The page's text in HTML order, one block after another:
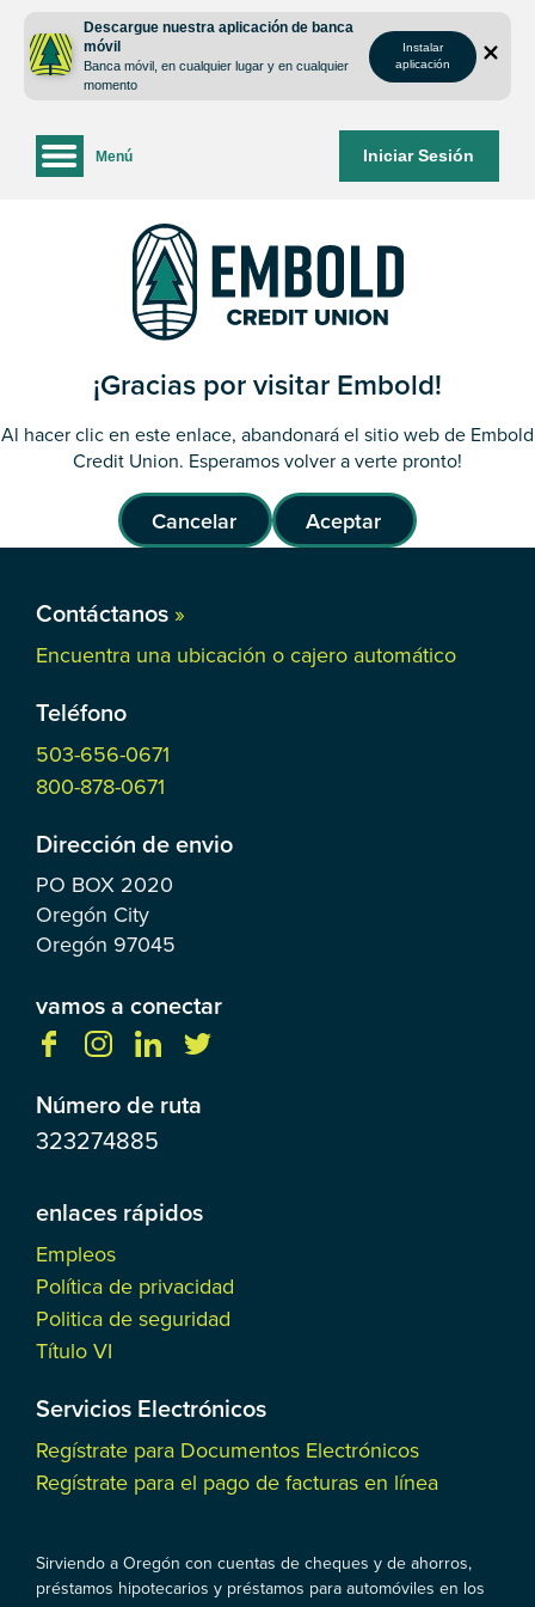
contenido
inicio
Descargue nuestra aplicación de banca
móvil
Banca móvil, en cualquier lugar y en cualquier
momento
Instalar
aplicación
Iniciar Sesión
Menú
¡Gracias por visitar Embold!
Al hacer clic en este enlace, abandonará el sitio web de Embold
Credit Union. Esperamos volver a verte pronto!
Cancelar Aceptar
Contáctanos »
Encuentra una ubicación o cajero automático
Teléfono
503-656-0671
800-878-0671
Dirección de envio
PO BOX 2020
Oregón City
Oregón 97045
vamos a conectar
Número de ruta
323274885
enlaces rápidos
Empleos
Política de privacidad
Politica de seguridad
Título VI
Servicios Electrónicos
Regístrate para Documentos Electrónicos
Regístrate para el pago de facturas en línea
Sirviendo a Oregón con cuentas de cheques y de ahorros,
préstamos hipotecarios y préstamos para automóviles en los